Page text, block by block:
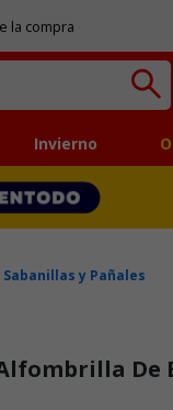
la compra
Invierno
Sabanillas y Pañales
De